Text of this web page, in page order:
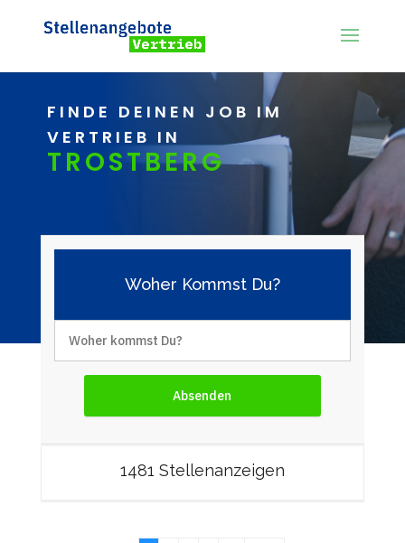
FINDE DEINEN JOB IM
VERTRIEB IN
TROSTBERG
Woher Kommst Du?
1481 Stellenanzeigen